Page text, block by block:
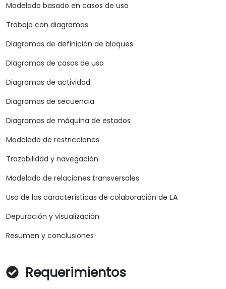
Modelado basado en casos de uso
Trabajo con diagramas
Diagramas de definición de bloques
Diagramas de casos de uso
Diagramas de actividad
Diagramas de secuencia
Diagramas de máquina de estados
Modelado de restricciones
Trazabilidad y navegación
Modelado de relaciones transversales
Uso de las características de colaboración de EA
Depuración y visualización
Resumen y conclusiones
Requerimientos